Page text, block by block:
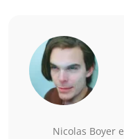
Nicolas Boyer